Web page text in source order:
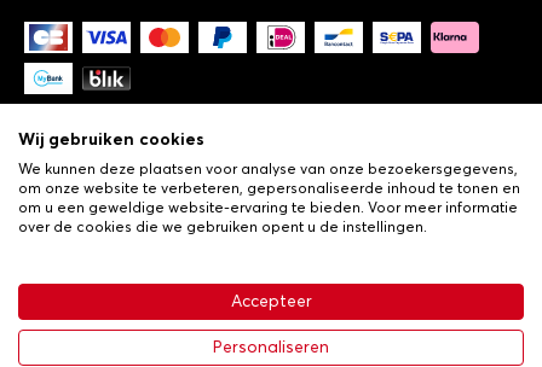
€ 30,24
Algemene verkoopvoorwaarden•Privacy- en cookiebeleid
•Livraison
Wij gebruiken cookies
We kunnen deze plaatsen voor analyse van onze bezoekersgegevens,
om onze website te verbeteren, gepersonaliseerde inhoud te tonen en
om u een geweldige website-ervaring te bieden. Voor meer informatie
over de cookies die we gebruiken opent u de instellingen.
Accepteer
Personaliseren